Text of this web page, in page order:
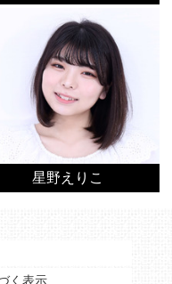
星野えりこ
く表示